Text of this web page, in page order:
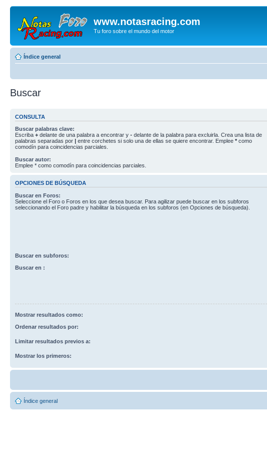
www.notasracing.com
Tu foro sobre el mundo del motor
Índice general
Buscar
CONSULTA
Buscar palabras clave:
Escriba + delante de una palabra a encontrar y - delante de la palabra para excluirla. Crea una lista de
palabras separadas por | entre corchetes si solo una de ellas se quiere encontrar. Emplee * como
comodín para coincidencias parciales.
Buscar autor:
Emplee * como comodín para coincidencias parciales.
OPCIONES DE BÚSQUEDA
Buscar en Foros:
Seleccione el Foro o Foros en los que desea buscar. Para agilizar puede buscar en los subforos
seleccionando el Foro padre y habilitar la búsqueda en los subforos (en Opciones de búsqueda).
Buscar en subforos:
Buscar en :
Mostrar resultados como:
Ordenar resultados por:
Limitar resultados previos a:
Mostrar los primeros:
Índice general